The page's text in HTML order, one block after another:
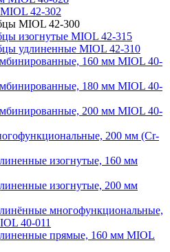
42-302
MIOL 42-300
изогнутые MIOL 42-315
удлиненные MIOL 42-310
160 мм MIOL 40-
180 мм MIOL 40-
200 мм MIOL 40-
200 мм (Cr-
изогнутые, 160 мм
изогнутые, 200 мм
многофункциональные,
40-011
прямые, 160 мм MIOL